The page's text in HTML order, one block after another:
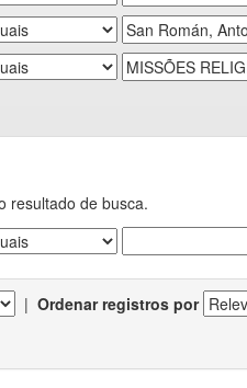
resultado de busca.
| Ordenar registros por